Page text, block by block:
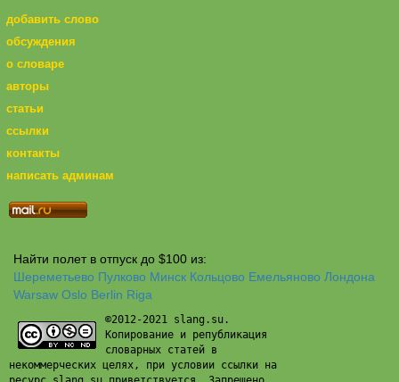
добавить слово
обсуждения
о словаре
авторы
статьи
ссылки
контакты
написать админам
Найти полет в отпуск до $100 из:
Шереметьево Пулково Минск Кольцово Емельяново Лондона
Warsaw Oslo Berlin Riga
©2012-2021 slang.su.
Копирование и републикация
словарных статей в
некоммерческих целях, при условии ссылки на